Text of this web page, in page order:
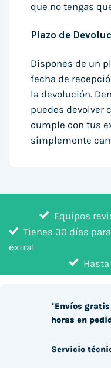
que no tengas
Plazo de
Dispones de un
fecha de
la devolución.
puedes devolver
cumple con tus
simplemente
Equipos
Tienes 30 días
extra!
*Envíos
horas en
Servicio